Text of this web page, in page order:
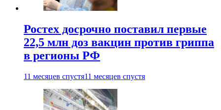
Ростех досрочно поставил первые
22,5 млн доз вакцин против гриппа
в регионы РФ
11 месяцев спустя11 месяцев спустя